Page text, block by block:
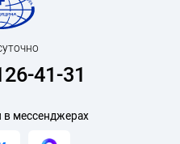
41-31
в мессенджерах